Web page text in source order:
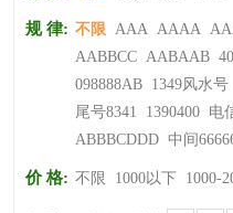
规 律: 不限 AAA AAAA
AABBCC AABAAB
098888AB 1349风水号
尾号8341
1390400 电
ABBBCDDD 中间
价 格: 不限 1000以下 1000-